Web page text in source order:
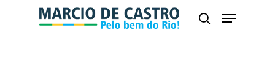
busca
Menu